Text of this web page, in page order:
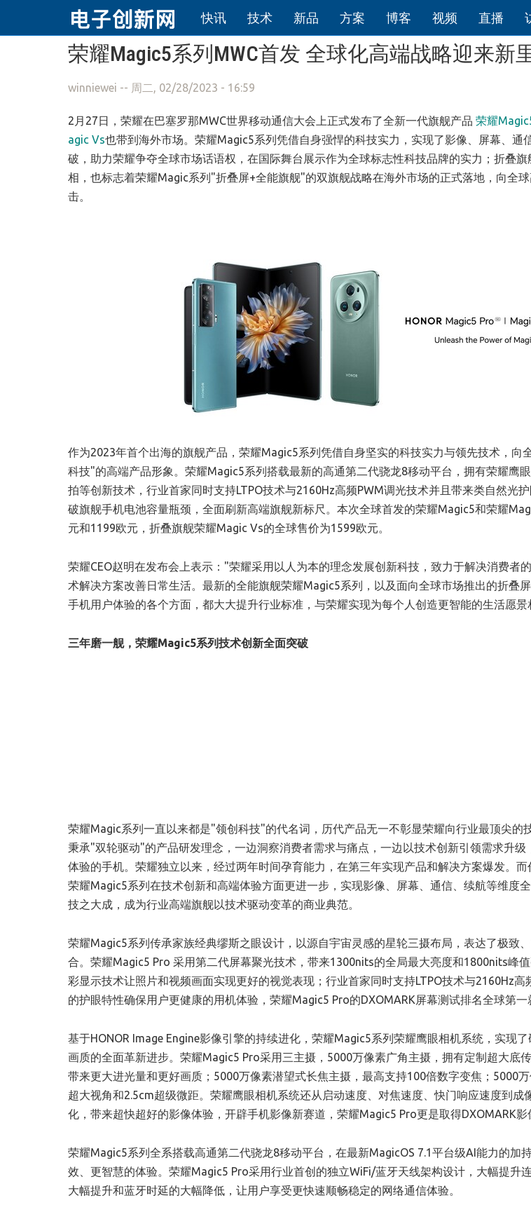
跳转到主要内容
快讯 技术 新品 方案 博客 视频 直播
荣耀Magic5系列MWC首发 全球化高端战略迎来新
winniewei -- 周二, 02/28/2023 - 16:59
2月27日，荣耀在巴塞罗那MWC世界移动通信大会上正式发布了全新一代旗舰产品 荣耀
agic Vs也带到海外市场。荣耀Magic5系列凭借自身强悍的科技实力，实现了影像、屏幕、通
破，助力荣耀争夺全球市场话语权，在国际舞台展示作为全球标志性科技品牌的实力；折叠
相，也标志着荣耀Magic系列"折叠屏+全能旗舰"的双旗舰战略在海外市场的正式落地，向全
击。
作为2023年首个出海的旗舰产品，荣耀Magic5系列凭借自身坚实的科技实力与领先技术，向
科技"的高端产品形象。荣耀Magic5系列搭载最新的高通第二代骁龙8移动平台，拥有荣耀鹰
拍等创新技术，行业首家同时支持LTPO技术与2160Hz高频PWM调光技术并且带来类自然光
破旗舰手机电池容量瓶颈，全面刷新高端旗舰新标尺。本次全球首发的荣耀Magic5和荣耀
元和1199欧元，折叠旗舰荣耀Magic Vs的全球售价为1599欧元。
荣耀CEO赵明在发布会上表示："荣耀采用以人为本的理念发展创新科技，致力于解决消费者
术解决方案改善日常生活。最新的全能旗舰荣耀Magic5系列，以及面向全球市场推出的折叠
手机用户体验的各个方面，都大大提升行业标准，与荣耀实现为每个人创造更智能的生活愿景
三年磨一舰，荣耀Magic5系列技术创新全面突破
荣耀Magic系列一直以来都是"领创科技"的代名词，历代产品无一不彰显荣耀向行业最顶尖的
秉承"双轮驱动"的产品研发理念，一边洞察消费者需求与痛点，一边以技术创新引领需求升
体验的手机。荣耀独立以来，经过两年时间孕育能力，在第三年实现产品和解决方案爆发。而
荣耀Magic5系列在技术创新和高端体验方面更进一步，实现影像、屏幕、通信、续航等维度
技之大成，成为行业高端旗舰以技术驱动变革的商业典范。
荣耀Magic5系列传承家族经典缪斯之眼设计，以源自宇宙灵感的星轮三摄布局，表达了极致
合。荣耀Magic5 Pro 采用第二代屏幕聚光技术，带来1300nits的全局最大亮度和1800nits峰
彩显示技术让照片和视频画面实现更好的视觉表现；行业首家同时支持LTPO技术与2160Hz高
的护眼特性确保用户更健康的用机体验，荣耀Magic5 Pro的DXOMARK屏幕测试排名全球第一
基于HONOR Image Engine影像引擎的持续进化，荣耀Magic5系列荣耀鹰眼相机系统，实现
画质的全面革新进步。荣耀Magic5 Pro采用三主摄，5000万像素广角主摄，拥有定制超大底
带来更大进光量和更好画质；5000万像素潜望式长焦主摄，最高支持100倍数字变焦；5000
超大视角和2.5cm超级微距。荣耀鹰眼相机系统还从启动速度、对焦速度、快门响应速度到成
化，带来超快超好的影像体验，开辟手机影像新赛道，荣耀Magic5 Pro更是取得DXOMARK影
荣耀Magic5系列全系搭载高通第二代骁龙8移动平台，在最新MagicOS 7.1平台级AI能力的加
效、更智慧的体验。荣耀Magic5 Pro采用行业首创的独立WiFi/蓝牙天线架构设计，大幅提升
大幅提升和蓝牙时延的大幅降低，让用户享受更快速顺畅稳定的网络通信体验。